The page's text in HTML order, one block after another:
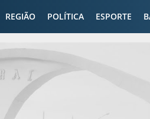
REGIÃO POLÍTICA ESPORTE